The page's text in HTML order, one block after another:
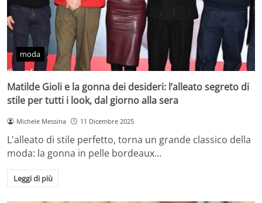
moda
Matilde Gioli e la gonna dei desideri: l’alleato segreto di
stile per tutti i look, dal giorno alla sera
Michele Messina 11 Dicembre 2025
L'alleato di stile perfetto, torna un grande classico della
moda: la gonna in pelle bordeaux…
Leggi di più